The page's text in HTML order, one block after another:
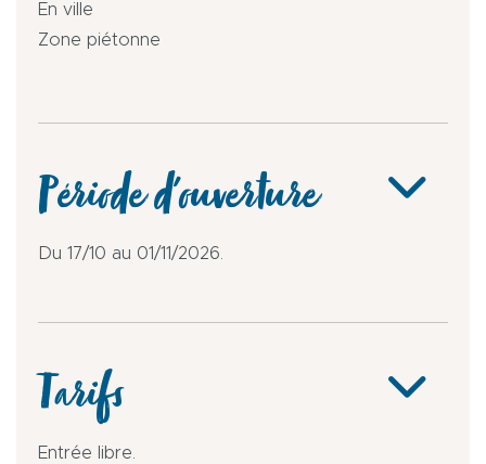
En ville
Zone piétonne
Période d'ouverture
Du 17/10 au 01/11/2026.
Tarifs
Entrée libre.